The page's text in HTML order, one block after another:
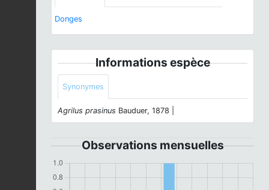
Donges
Informations espèce
Synonymes
Agrilus prasinus Bauduer, 1878 |
Observations mensuelles